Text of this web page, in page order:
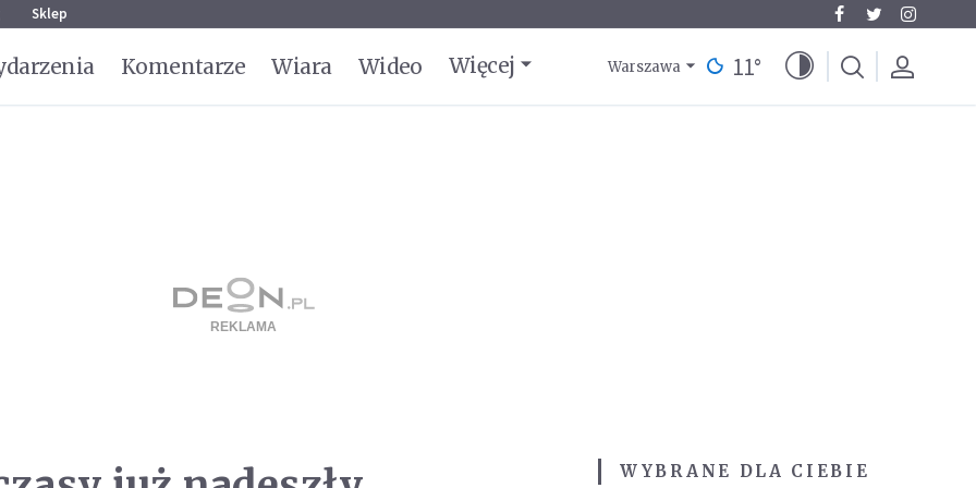
Sklep
Komentarze Wiara Wideo Więcej Warszawa 11°
WYBRANE DLA CIEBIE